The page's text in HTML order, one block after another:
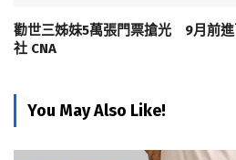
勸世三姊妹5萬張門票搶光 9月前
社 CNA
You May Also Like!